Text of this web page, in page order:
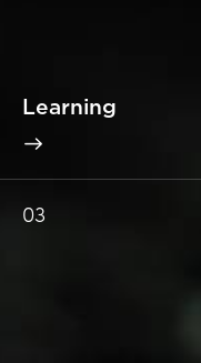
Learning
03